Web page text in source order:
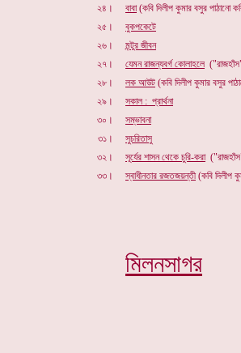
বাবা(কবি দিলীপ কুমার বসুর পাঠানো
বুকপকেটে
মন্টুর জীবন
যেমন রাজন্যবর্গ কোলাহলে
লক আউট (কবি দিলীপ কুমার বসুর
সকাল : প্রার্থনা
সম্ভাবনা
সুচরিতাসু
সূর্যের শাসন থেকে চুরি-করা
স্বাধীনতার রজতজয়ন্তী (কবি দিলীপ
মিলনসাগর
২৪।
২৫।
২৬।
২৭।
২৮।
২৯।
৩০।
৩১।
৩২।
৩৩।